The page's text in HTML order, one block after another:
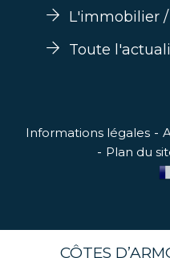
L'immobilier
Toute
Informations légales
Plan du
CÔTES